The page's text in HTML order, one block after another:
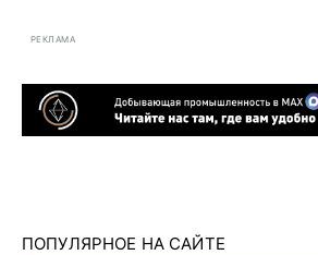
РЕКЛАМА
ПОПУЛЯРНОЕ НА САЙТЕ